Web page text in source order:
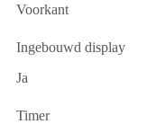
Voorkant
Ingebouwd display
Ja
Timer